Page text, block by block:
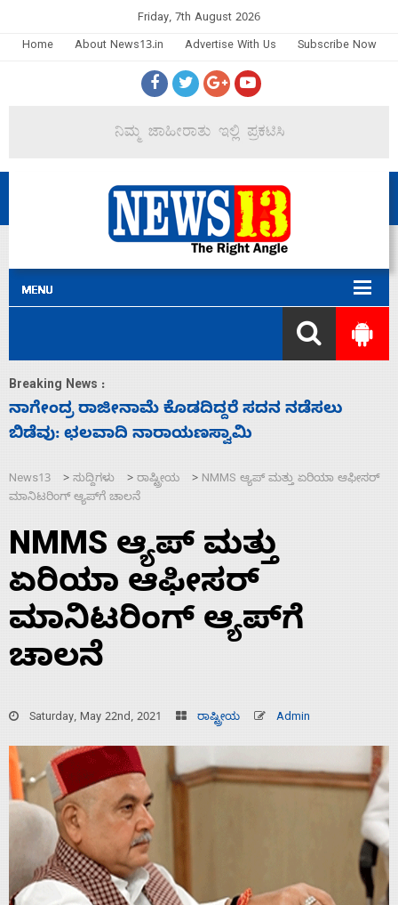
Friday, 7th August 2026
Home
About News13.in Advertise With Us Subscribe Now
Breaking News :
ಸಚಿವ ಸಂಪುಟ ವಿಸ್ತರಣೆ ಮಾಡಿದ್ದು ಹಣಬಲ ಮತ್ತು
ಹೈಕಮಾಂಡ್ ರಾಜಕಾರಣಕ್ಕೆ: ವಿಜಯೇಂದ್ರ
News13 > ಸುದ್ದಿಗಳು > ರಾಷ್ಟ್ರೀಯ > NMMS ಆ್ಯಪ್ ಮತ್ತು ಏರಿಯಾ ಆಫೀಸರ್
ಮಾನಿಟರಿಂಗ್ ಆ್ಯಪ್‌ಗೆ ಚಾಲನೆ
NMMS ಆ್ಯಪ್ ಮತ್ತು
ಏರಿಯಾ ಆಫೀಸರ್
ಮಾನಿಟರಿಂಗ್ ಆ್ಯಪ್‌ಗೆ
ಚಾಲನೆ
Saturday, May 22nd, 2021 ರಾಷ್ಟ್ರೀಯ Admin